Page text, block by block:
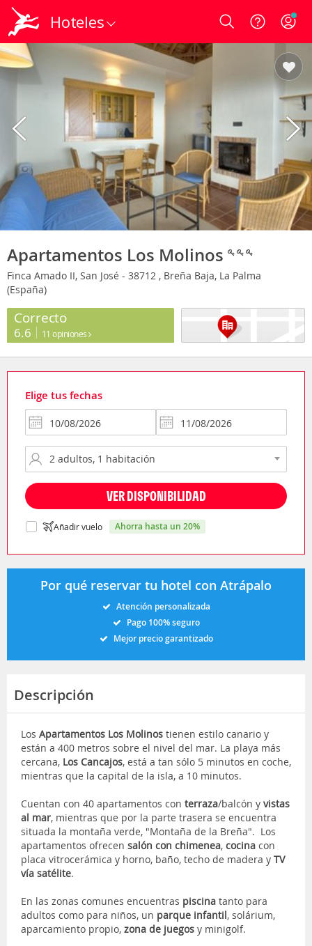
Hoteles Login
Apartamentos Los Molinos
Finca Amado II, San José - 38712 , Breña Baja, La Palma
(España)
Correcto
6.6 11 opiniones
Elige tus fechas
VER DISPONIBILIDAD
Añadir vuelo ahorra hasta un 20%
Por qué reservar tu hotel con Atrápalo
Atención personalizada
Pago 100% seguro
Mejor precio garantizado
Descripción
Los Apartamentos Los Molinos tienen estilo canario y
están a 400 metros sobre el nivel del mar. La playa más
cercana, Los Cancajos, está a tan sólo 5 minutos en coche,
mientras que la capital de la isla, a 10 minutos.
Cuentan con 40 apartamentos con terraza/balcón y vistas
al mar, mientras que por la parte trasera se encuentra
situada la montaña verde, "Montaña de la Breña". Los
apartamentos ofrecen salón con chimenea, cocina con
placa vitrocerámica y horno, baño, techo de madera y TV
vía satélite.
En las zonas comunes encuentras piscina tanto para
adultos como para niños, un parque infantil, solárium,
aparcamiento propio, zona de juegos y minigolf.